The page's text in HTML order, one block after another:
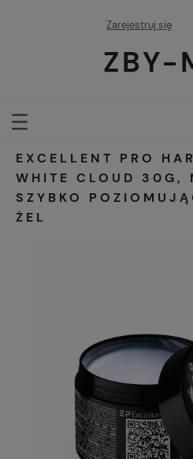
Zarejestruj się
ZBY-
EXCELLENT PRO
WHITE CLOUD 30G,
SZYBKO
ŻEL